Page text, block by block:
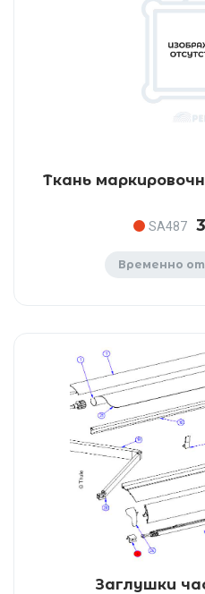
Ткань
SA487
Временно
Заглушки